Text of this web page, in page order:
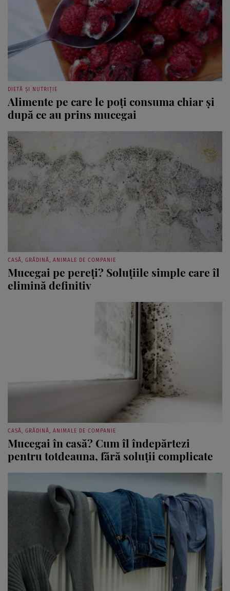
DIETĂ ȘI NUTRIȚIE
Alimente pe care le poți consuma chiar și
după ce au prins mucegai
CASĂ, GRĂDINĂ, ANIMALE DE COMPANIE
Mucegai pe pereți? Soluțiile simple care îl
elimină definitiv
CASĂ, GRĂDINĂ, ANIMALE DE COMPANIE
Mucegai în casă? Cum îl îndepărtezi
pentru totdeauna, fără soluții complicate